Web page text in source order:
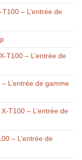
– L’entrée de
T100 – L’entrée de
L’entrée de gamme
T100 – L’entrée de
– L’entrée de